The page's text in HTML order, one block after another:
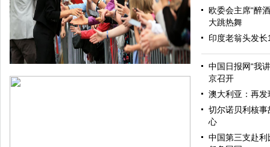
欧委会主席“醉
大跳热舞
印度老翁头发
中国日报网“我
京召开
澳大利亚：再
切尔诺贝利核
心
中国第三支赴